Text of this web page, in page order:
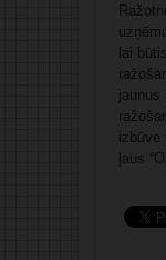
lai
jaunus
izbūve
ļaus